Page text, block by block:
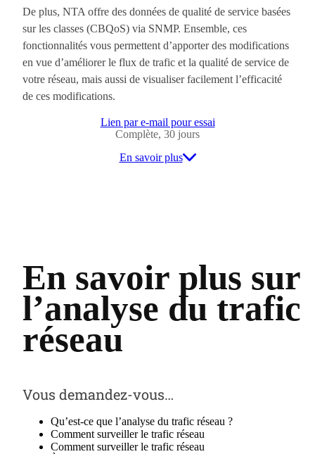
De plus, NTA offre des données de qualité de service basées
sur les classes (CBQoS) via SNMP. Ensemble, ces
fonctionnalités vous permettent d’apporter des modifications
en vue d’améliorer le flux de trafic et la qualité de service de
votre réseau, mais aussi de visualiser facilement l’efficacité
de ces modifications.
Lien par e-mail pour essai
Complète, 30 jours
En savoir plus
En savoir plus sur
l’analyse du trafic
réseau
Vous demandez-vous…
Qu’est-ce que l’analyse du trafic réseau ?
Comment surveiller le trafic réseau
Comment surveiller le trafic réseau